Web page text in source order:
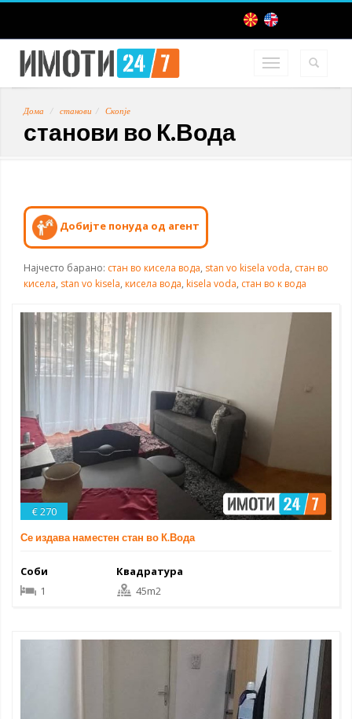
Дома станови Скопје
станови во К.Вода
Добијте понуда од агент
Најчесто барано: стан во кисела вода, stan vo kisela voda, стан во
кисела, stan vo kisela, кисела вода, kisela voda, стан во к вода
€ 270
Се издава наместен стан во К.Вода
Соби
1
Квадратура
45m2